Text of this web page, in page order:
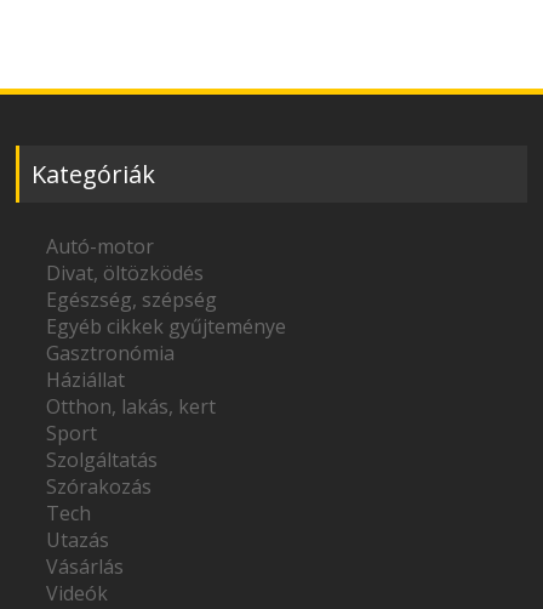
Kategóriák
Autó-motor
Divat, öltözködés
Egészség, szépség
Egyéb cikkek gyűjteménye
Gasztronómia
Háziállat
Otthon, lakás, kert
Sport
Szolgáltatás
Szórakozás
Tech
Utazás
Vásárlás
Videók